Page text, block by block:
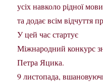
усіх навколо рідної мови
та додає всім відчуття
У цей час стартує
Міжнародний конкурс
Петра Яцика.
9 листопада,